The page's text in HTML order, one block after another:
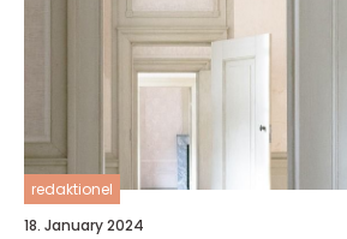
redaktionel
18. January 2024